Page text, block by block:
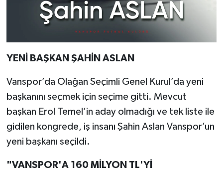
YENİ BAŞKAN ŞAHİN ASLAN
Vanspor’da Olağan Seçimli Genel Kurul’da yeni
başkanını seçmek için seçime gitti. Mevcut
başkan Erol Temel’in aday olmadığı ve tek liste ile
gidilen kongrede, iş insanı Şahin Aslan Vanspor’un
yeni başkanı seçildi.
"VANSPOR'A 160 MİLYON TL'Yİ